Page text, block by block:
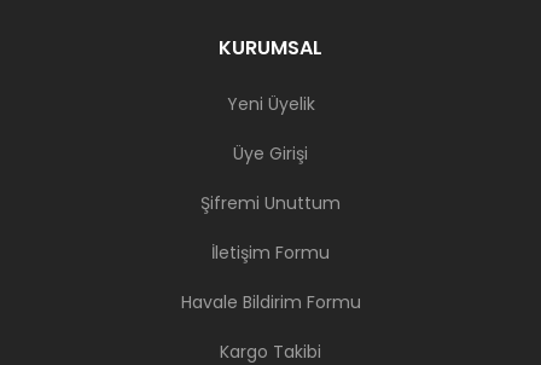
KURUMSAL
Yeni Üyelik
Üye Girişi
Şifremi Unuttum
İletişim Formu
Havale Bildirim Formu
Kargo Takibi